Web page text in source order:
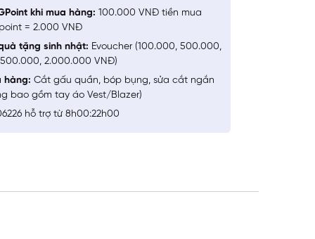
khi mua hàng: 100.000 VNĐ tiền mua
= 2.000 VNĐ
tặng sinh nhật: Evoucher (100.000, 500.000,
2.000.000 VNĐ)
hàng: Cắt gấu quần, bóp bụng, sửa cắt ngắn
bao gồm tay áo Vest/Blazer)
hỗ trợ từ 8h00:22h00